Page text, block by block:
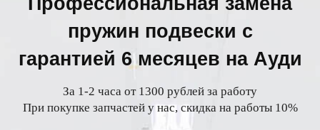
пружин подвески с
гарантией 6 месяцев на Ауди
За 1-2 часа от 1300 рублей за работу
При покупке запчастей у нас, скидка на работы 10%